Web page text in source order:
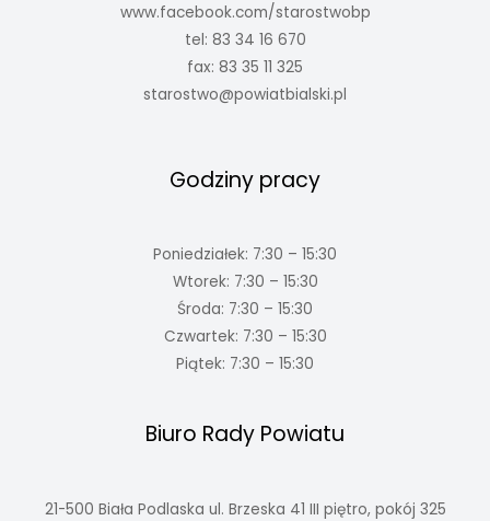
www.facebook.com/starostwobp
tel: 83 34 16 670
fax: 83 35 11 325
starostwo@powiatbialski.pl
Godziny pracy
Poniedziałek: 7:30 – 15:30
Wtorek: 7:30 – 15:30
Środa: 7:30 – 15:30
Czwartek: 7:30 – 15:30
Piątek: 7:30 – 15:30
Biuro Rady Powiatu
21-500 Biała Podlaska ul. Brzeska 41 III piętro, pokój 325